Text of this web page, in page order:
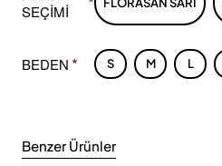
SEÇİMİ
BEDEN S M L
Benzer Ürünler